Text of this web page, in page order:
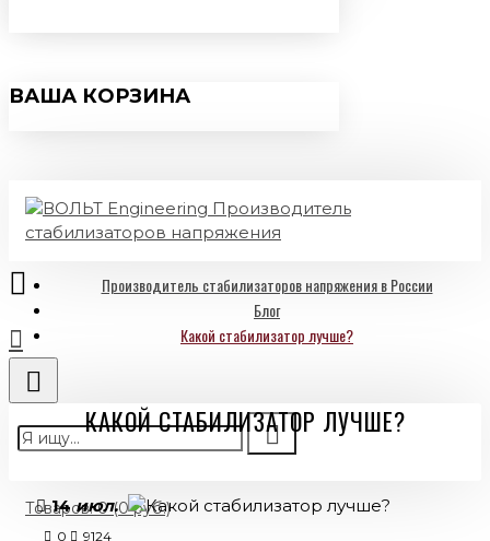
ВАША КОРЗИНА
Товаров: 0 (0 руб.)
Производитель стабилизаторов напряжения в России
Блог
Какой стабилизатор лучше?
КАКОЙ СТАБИЛИЗАТОР ЛУЧШЕ?
14июл.
0 9124